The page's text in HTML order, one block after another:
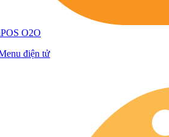
O2O
điện tử